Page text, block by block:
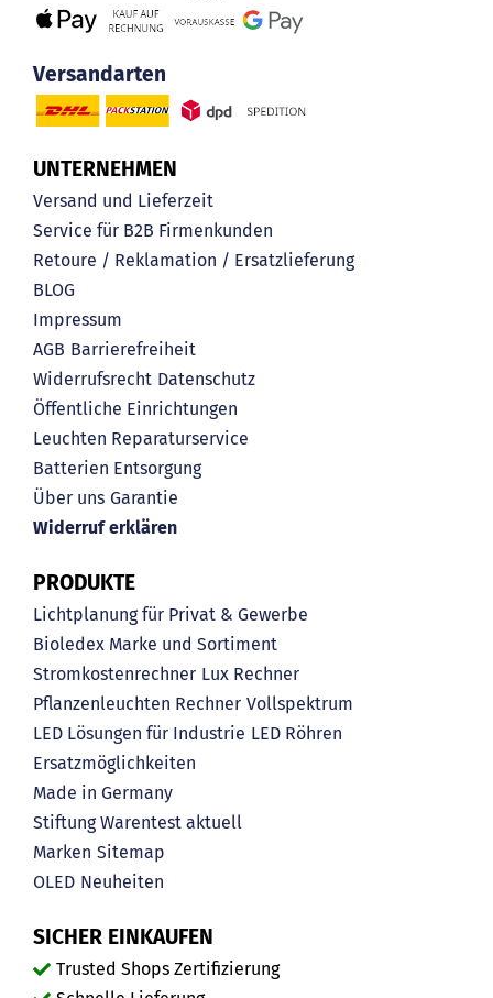
Versandarten
UNTERNEHMEN
Versand und Lieferzeit
Service für B2B Firmenkunden
Retoure / Reklamation / Ersatzlieferung
BLOG
Impressum
AGB Barrierefreiheit
Widerrufsrecht Datenschutz
Öffentliche Einrichtungen
Leuchten Reparaturservice
Batterien Entsorgung
Über uns Garantie
Widerruf erklären
PRODUKTE
Lichtplanung für Privat & Gewerbe
Bioledex Marke und Sortiment
Stromkostenrechner Lux Rechner
Pflanzenleuchten Rechner Vollspektrum
LED Lösungen für Industrie LED Röhren
Ersatzmöglichkeiten
Made in Germany
Stiftung Warentest aktuell
Marken Sitemap
OLED Neuheiten
SICHER EINKAUFEN
Trusted Shops Zertifizierung